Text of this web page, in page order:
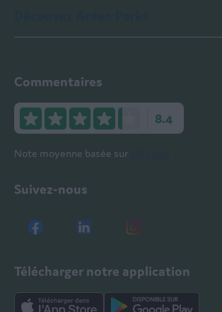
Commentaires
8.4
Note moyenne basée sur
Suivez-nous
Télécharger notre application